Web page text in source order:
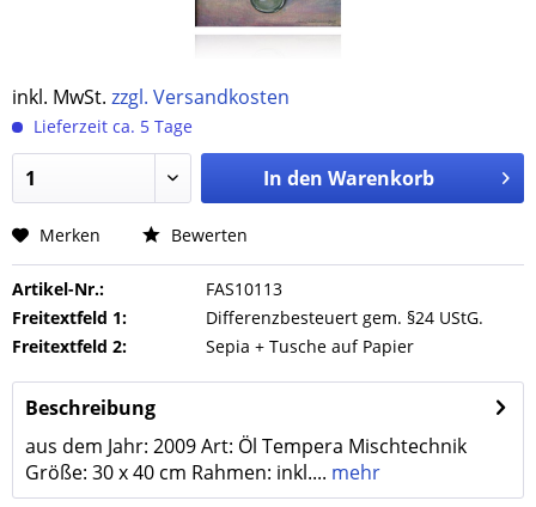
inkl. MwSt. zzgl. Versandkosten
Lieferzeit ca. 5 Tage
In den Warenkorb
Merken Bewerten
Artikel-Nr.:
FAS10113
Freitextfeld 1:
Differenzbesteuert gem. §24 UStG.
Freitextfeld 2:
Sepia + Tusche auf Papier
Beschreibung
aus dem Jahr: 2009 Art: Öl Tempera Mischtechnik
Größe: 30 x 40 cm Rahmen: inkl.... mehr